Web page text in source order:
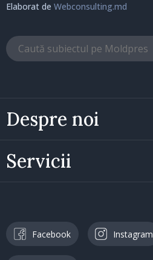
Despre noi
Servicii
Elaborat de Webconsulting.md
Facebook Instagram